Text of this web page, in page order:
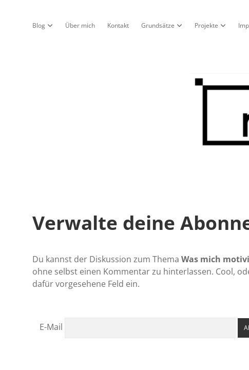
Blog Dropdown-Menü öffnen
Über mich Kontakt Grundsätze Dropdown-Menü öffnen
Projekte
Nur
Blog
Verwalte deine
Du kannst der Diskussion zum Thema Was mich
ohne selbst einen Kommentar zu hinterlassen. Cool,
dafür vorgesehene Feld ein.
E-Mail